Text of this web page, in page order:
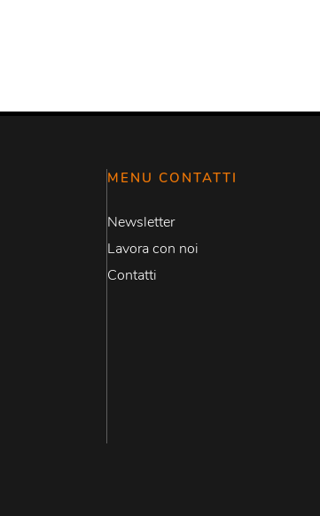
MENU CONTATTI
Newsletter
Lavora con noi
Contatti